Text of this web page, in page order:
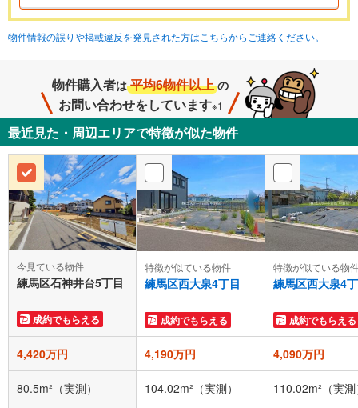
物件情報の誤りや掲載違反を発見された方はこちらからご連絡ください。
物件購入者は 平均6物件以上 の
お問い合わせをしています※1
最近見た・周辺エリアで特徴が似た物件
今見ている物件
練馬区石神井台5丁目
成約でもらえる
特徴が似ている物件
練馬区西大泉4丁目
成約でもらえる
特徴が似ている物
練馬区西大泉4
成約でもらえる
4,420万円 4,190万円 4,090万円
80.5m²（実測） 104.02m²（実測） 110.02m²（実